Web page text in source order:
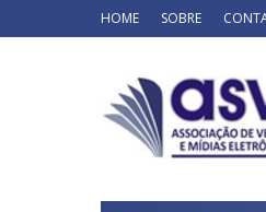
HOME SOBRE